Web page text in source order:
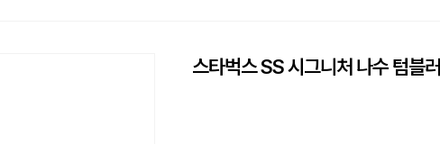
스타벅스 SS 시그니처 나수 텀